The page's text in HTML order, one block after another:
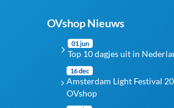
OVshop Nieuws
01 jun
Top 10 dagjes uit in
16 dec
Amsterdam Light Festival
OVshop